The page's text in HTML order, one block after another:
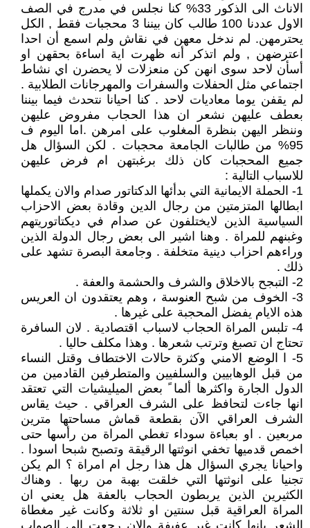
الاناث الى الذكور 33% كنا نجلس في مدرج في الصف
الاول عددنا 100 طالب كان بيننا 3 محجبات فقط , الكل
يحترمهن. لم ندخل معهن في نقاش ولم اسمع أن احدا
اعترضهن , ولم اتذكر أنه ظهرت اية اساءة بحقهن او
أسأن لاحد سوى انهن كن منعزلات لا يحضرن اي نشاط
اجتماعي مثل الحفلات والسفرات والمهرجانات الطلابية .
لم يقفن يوما معاديات لاحد . كنا احيانا نتحدث فيما بيننا
بعطف عليهن نشعر ان هذا الحجاب مفروض عليهن
وننظر اليهن بنظرة المغلوب على امرهن .اما اليوم ف
95% من طالبات الجامعة محجبات . لكن السؤال هل
جميع المحجبات كان ذلك برغبتهن ام فرض عليهن
للاسباب التالية :
1- الحملة الايمانية التي بدأئها الدكتاتور صدام والان يكملها
ابطالها المتزمتين من رجال الدين وقادة بعض الاحزاب
السياسية الذين لايختلفون عن صدام في ديكتاتوريتهم
وغبنهم للمراة . وهنا اشير الى بعض رجال الدولة الذين
وراءهم احزاب دينية متخلفة . وجامعة البصرة تشهد على
ذلك .
2- التبجح بالاخلاق والشرف والحشمة والعفة .
3- الخوف من شبح العنوسة ، وهم يعتقدون ان العريس
هذه الايام يفضل المحجبة على غيرها .
4- تلبس المراة الحجاب لاسباب اقتصادية . لان السافرة
تحتاج ان تصبغ وترتب شعرها . وهذا مكلف حاليا .
5- ا الوضع الامني وكثرة حالات الاختطاف وقتل النساء
من قبل الوهابيين والسلفيين والمتطرفين القادمين من
الدول الجارة واكثرها ألما ً بعض الميليشيات التي تعتقد
انها جاءت لتحافظ على الشرف العراقي . حيث يقاس
الشرف العراقي الآن بقطعة قماش مساحتها مترين
مربعين . او بعباءة سوداء تغطي المراة من رأسها حتى
اخمص قدميها تخفي انوثتها الرقيقة وتصبح شبحا اسودا .
واحيانا يجري السؤال هل هذا رجل ام امراة ؟ الم يكن
تجنيا على انوثتها التي خلقت بهبة من ربها . وهناك
الكثيرين الذين يربطون الحجاب بالعفة هل يعني ان
المراة العراقية قبل سنتين او ثلاثة وكانت غير مغطاة